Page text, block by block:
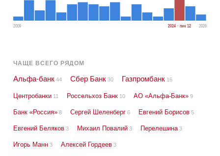
2009 2024 · пик 12 2026
ЧАЩЕ ВСЕГО РЯДОМ
Альфа-банк 44 Сбер Банк 30 Газпромбанк 16
Центробанки 11 Россельхоз Банк 10 АО «Альфа-Банк» 9
Банк «Россия» 8 Сергей Шеленберг 6 Евгений Борисов 5
Евгений Беляков 3 Михаил Повалий 3 Перелешина 3
Игорь Манн 3 Алексей Гордеев 3